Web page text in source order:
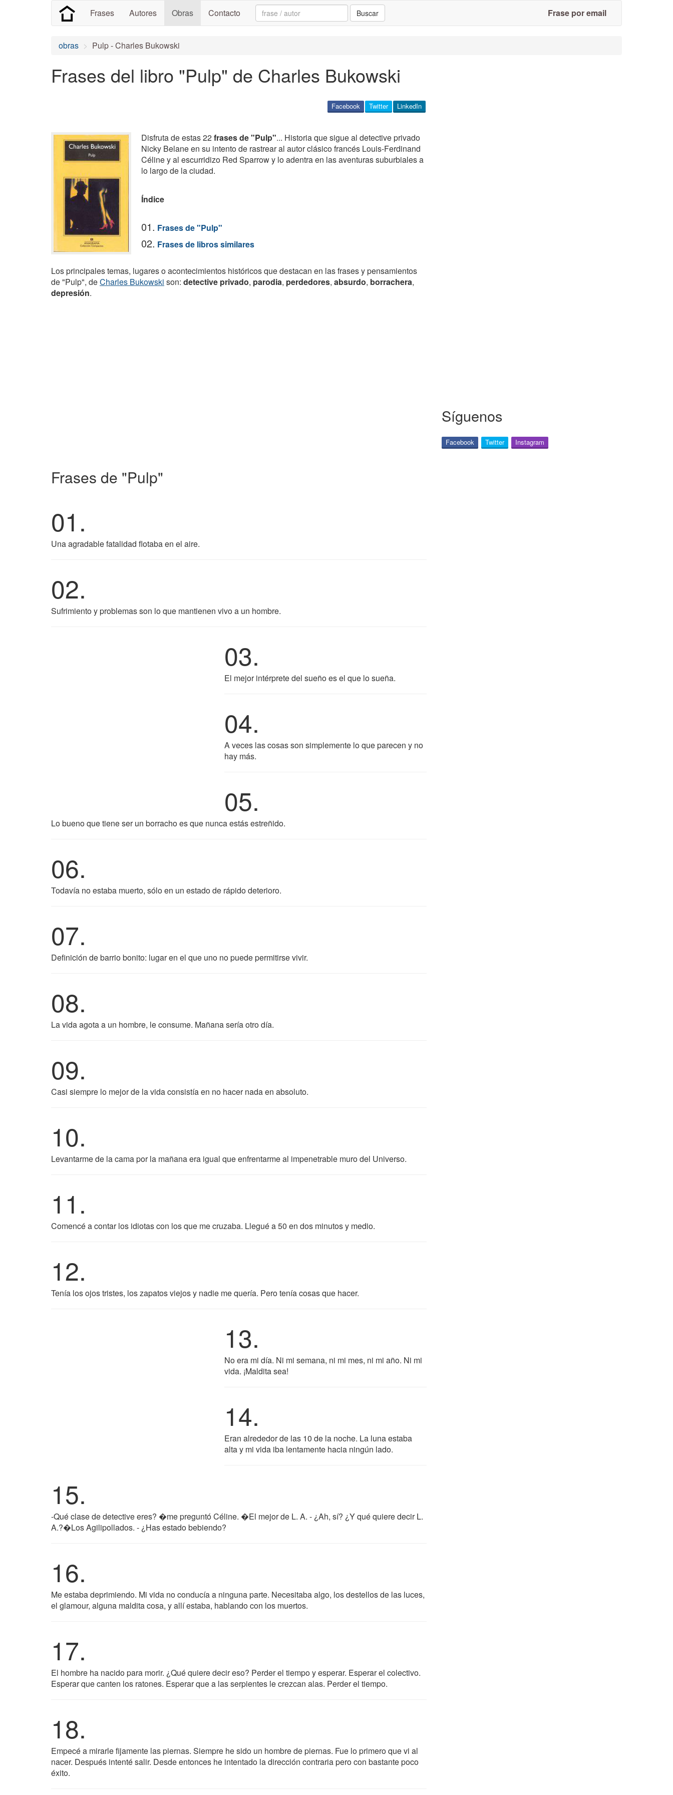
Frases Autores Obras Contacto Search: Buscar Frase por email
obras Pulp - Charles Bukowski
Frases del libro "Pulp" de Charles Bukowski
LinkedIn
Twitter
Facebook
Disfruta de estas 22frases de "Pulp"... Historia que sigue al detective privado
Nicky Belane en su intento de rastrear al autor clásico francés Louis-Ferdinand
Céline y al escurridizo Red Sparrow y lo adentra en las aventuras suburbiales a
lo largo de la ciudad.
Índice
01. Frases de "Pulp"
02. Frases de libros similares
Los principales temas, lugares o acontecimientos históricos que destacan en las frases y pensamientos
de "Pulp", deCharles Bukowski son: detective privado, parodia, perdedores, absurdo, borrachera,
depresión.
Frases de "Pulp"
01.
Una agradable fatalidad flotaba en el aire.
02.
Sufrimiento y problemas son lo que mantienen vivo a un hombre.
03.
El mejor intérprete del sueño es el que lo sueña.
04.
A veces las cosas son simplemente lo que parecen y no
hay más.
05.
Lo bueno que tiene ser un borracho es que nunca estás estreñido.
06.
Todavía no estaba muerto, sólo en un estado de rápido deterioro.
07.
Definición de barrio bonito: lugar en el que uno no puede permitirse vivir.
08.
La vida agota a un hombre, le consume. Mañana sería otro día.
09.
Casi siempre lo mejor de la vida consistía en no hacer nada en absoluto.
10.
Levantarme de la cama por la mañana era igual que enfrentarme al impenetrable muro del Universo.
11.
Comencé a contar los idiotas con los que me cruzaba. Llegué a 50 en dos minutos y medio.
12.
Tenía los ojos tristes, los zapatos viejos y nadie me quería. Pero tenía cosas que hacer.
13.
No era mi día. Ni mi semana, ni mi mes, ni mi año. Ni mi
vida. ¡Maldita sea!
14.
Eran alrededor de las 10 de la noche. La luna estaba
alta y mi vida iba lentamente hacia ningún lado.
15.
-Qué clase de detective eres? �me preguntó Céline. �El mejor de L. A. - ¿Ah, sí? ¿Y qué quiere decir L.
A.?�Los Agilipollados. - ¿Has estado bebiendo?
16.
Me estaba deprimiendo. Mi vida no conducía a ninguna parte. Necesitaba algo, los destellos de las luces,
el glamour, alguna maldita cosa, y allí estaba, hablando con los muertos.
17.
El hombre ha nacido para morir. ¿Qué quiere decir eso? Perder el tiempo y esperar. Esperar el colectivo.
Esperar que canten los ratones. Esperar que a las serpientes le crezcan alas. Perder el tiempo.
18.
Empecé a mirarle fijamente las piernas. Siempre he sido un hombre de piernas. Fue lo primero que vi al
nacer. Después intenté salir. Desde entonces he intentado la dirección contraria pero con bastante poco
éxito.
Síguenos
Facebook Twitter Instagram